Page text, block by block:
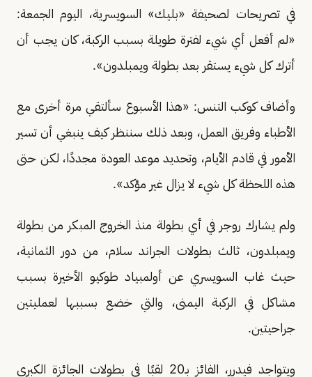
في تصريحات لصحيفة «بليك» السويسرية، اليوم الجمعة:
«لم أفعل أي شيء لفترة طويلة بسبب الركبة، كان يجب أن
أترك كل شيء يستقر بعد بطولة ويمبلدون».
وأضاف كوكب التنس: «هذا الأسبوع سألتقي مرة أخرى مع
الأطباء وفريق العمل، وبعد ذلك سننظر كيف ينبغي أن تسير
الأمور في قادم الأيام، وتحديد موعد العودة مجددًا، لكن حتى
هذه اللحظة كل شيء لا يزال غير مؤكد».
ولم يشارك روجر في أي بطولة منذ الخروج المبكر من بطولة
ويمبلدون، ثالث بطولات الجراند سلام، من دور الثمانية،
حيث غاب السويسري عن أولمبياد طوكيو الأخيرة بسبب
مشاكل في الركبة اليمنى، والتي خضع بسببها لعمليتين
جراحيتين.
ويتواجد فيدرر، الفائز بـ20 لقبًا في بطولات الجائزة الكبرى